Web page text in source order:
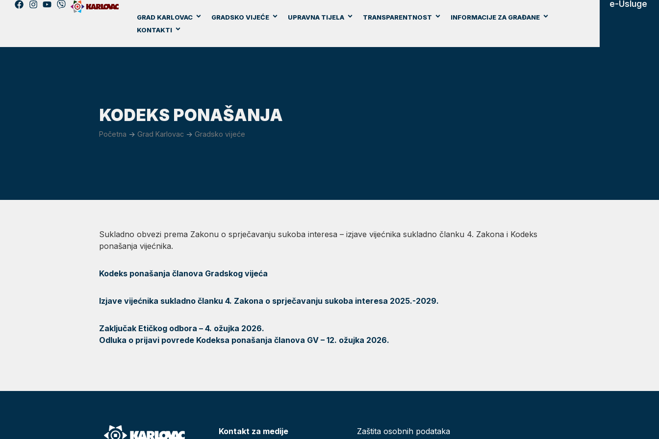
GRAD KARLOVAC GRADSKO VIJEĆE UPRAVNA TIJELA TRANSPARENTNOST
INFORMACIJE ZA GRAĐANE
KONTAKTI
e-Usluge
KODEKS PONAŠANJA
Početna -> Grad Karlovac -> Gradsko vijeće
Sukladno obvezi prema Zakonu o sprječavanju sukoba interesa – izjave vijećnika sukladno članku 4. Zakona i Kodeks
ponašanja vijećnika.
Kodeks ponašanja članova Gradskog vijeća
Izjave vijećnika sukladno članku 4. Zakona o sprječavanju sukoba interesa 2025.-2029.
Zaključak Etičkog odbora – 4. ožujka 2026.
Odluka o prijavi povrede Kodeksa ponašanja članova GV – 12. ožujka 2026.
Kontakt za medije
Zaštita osobnih podataka